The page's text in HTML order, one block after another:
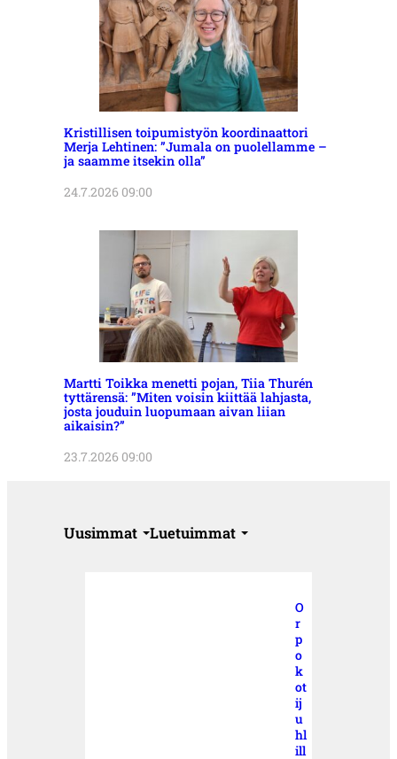
Kristillisen toipumistyön koordinaattori
Merja Lehtinen: ”Jumala on puolellamme –
ja saamme itsekin olla”
24.7.2026 09:00
Martti Toikka menetti pojan, Tiia Thurén
tyttärensä: ”Miten voisin kiittää lahjasta,
josta jouduin luopumaan aivan liian
aikaisin?”
23.7.2026 09:00
Uusimmat Luetuimmat
O
r
p
o
k
ot
ij
u
hl
ill